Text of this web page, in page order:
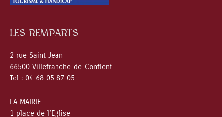
LES REMPARTS
2 rue Saint Jean
66500 Villefranche-de-Conflent
Tel : 04 68 05 87 05
LA MAIRIE
1 place de l’Eglise